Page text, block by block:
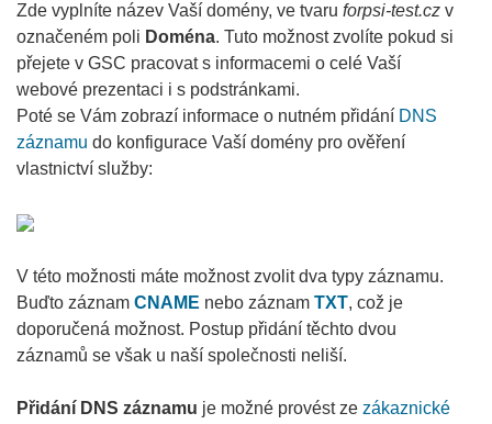
Zde vyplníte název Vaší domény, ve tvaru forpsi-test.cz v
označeném poli Doména. Tuto možnost zvolíte pokud si
přejete v GSC pracovat s informacemi o celé Vaší
webové prezentaci i s podstránkami.
Poté se Vám zobrazí informace o nutném přidání DNS
záznamu do konfigurace Vaší domény pro ověření
vlastnictví služby:
V této možnosti máte možnost zvolit dva typy záznamu.
Buďto záznam CNAME nebo záznam TXT, což je
doporučená možnost. Postup přidání těchto dvou
záznamů se však u naší společnosti neliší.
Přidání DNS záznamu je možné provést ze zákaznické